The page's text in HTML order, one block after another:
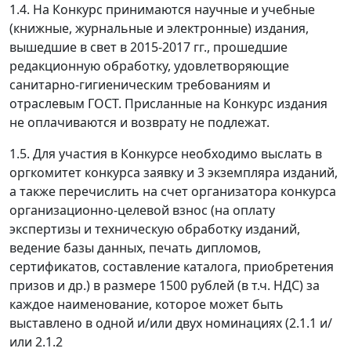
1.4. На Конкурс принимаются научные и учебные
(книжные, журнальные и электронные) издания,
вышедшие в свет в 2015-2017 гг., прошедшие
редакционную обработку, удовлетворяющие
санитарно-гигиеническим требованиям и
отраслевым ГОСТ. Присланные на Конкурс издания
не оплачиваются и возврату не подлежат.
1.5. Для участия в Конкурсе необходимо выслать в
оргкомитет конкурса заявку и 3 экземпляра изданий,
а также перечислить на счет организатора конкурса
организационно-целевой взнос (на оплату
экспертизы и техническую обработку изданий,
ведение базы данных, печать дипломов,
сертификатов, составление каталога, приобретения
призов и др.) в размере 1500 рублей (в т.ч. НДС) за
каждое наименование, которое может быть
выставлено в одной и/или двух номинациях (2.1.1 и/
или 2.1.2